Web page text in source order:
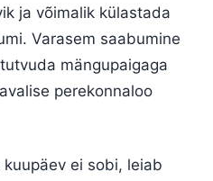
ja võimalik külastada
Varasem saabumine
mängupaigaga
perekonnaloo
kuupäev ei sobi, leiab